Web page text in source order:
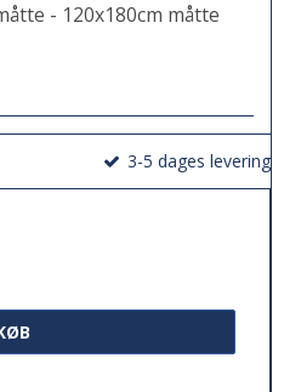
- 120x180cm måtte
3-5 dages levering